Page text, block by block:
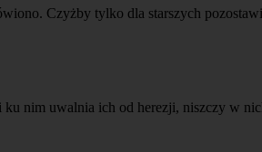
Czyżby tylko dla starszych
nim uwalnia ich od herezji, niszczy w